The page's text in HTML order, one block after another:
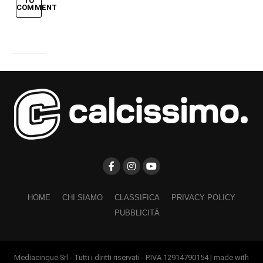
COMMENT
HOME CHI SIAMO CLASSIFICA
PRIVACY POLICY
PUBBLICITÀ
Mediacinque Srl - Tutti i diritti riservati - P.IVA 12914790154 | made with